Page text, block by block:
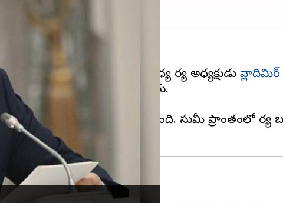
ఈ పరిణామాల మధ్య రష్యా అధ్యక్షుడు వ్లాదిమిర్
కీవ్‌ పై తీవ్ర హెచ్చరికలు చేశారు.
మాకు ముప్పు పెరుగుతోంది. సుమీ ప్రాంతంలో